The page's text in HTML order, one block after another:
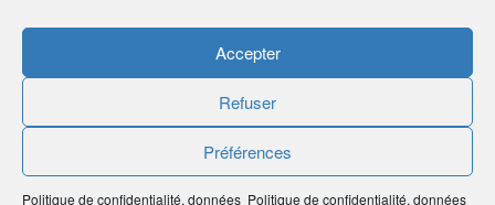
Accepter
Refuser
Préférences
Politique de confidentialité, données Politique de confidentialité, données
MAIF conjugue l’ensemble des caractéristiques